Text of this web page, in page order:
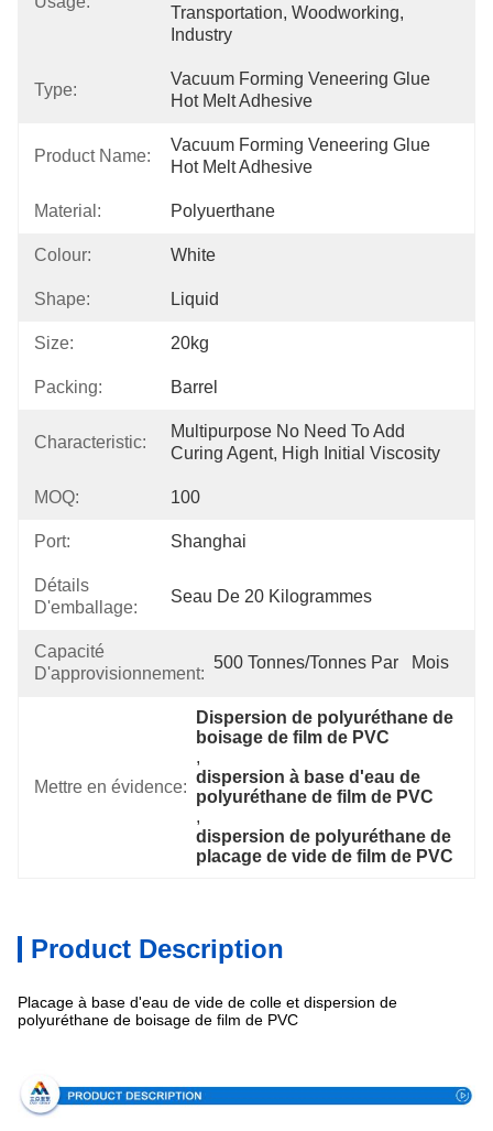
Transportation, Woodworking,
Industry
Type:
Vacuum Forming Veneering Glue
Hot Melt Adhesive
Product Name:
Vacuum Forming Veneering Glue
Hot Melt Adhesive
Material: Polyuerthane
Colour: White
Shape: Liquid
Size: 20kg
Packing: Barrel
Characteristic:
Multipurpose No Need To Add
Curing Agent, High Initial Viscosity
MOQ: 100
Port: Shanghai
Détails
D'emballage:
Seau De 20 Kilogrammes
Capacité
D'approvisionnement:
500 Tonnes/tonnes Par   Mois
Mettre en évidence:
Dispersion de polyuréthane de
boisage de film de PVC
,
dispersion à base d'eau de
polyuréthane de film de PVC
,
dispersion de polyuréthane de
placage de vide de film de PVC
Product Description
Placage à base d'eau de vide de colle et dispersion de
polyuréthane de boisage de film de PVC